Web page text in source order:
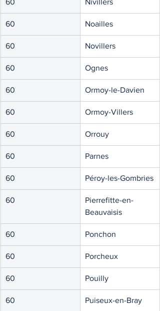
60 Nivillers
60 Noailles
60 Novillers
60 Ognes
60 Ormoy-le-Davien
60 Ormoy-Villers
60 Orrouy
60 Parnes
60 Péroy-les-Gombries
60
Pierrefitte-en-
Beauvaisis
60 Ponchon
60 Porcheux
60 Pouilly
60 Puiseux-en-Bray